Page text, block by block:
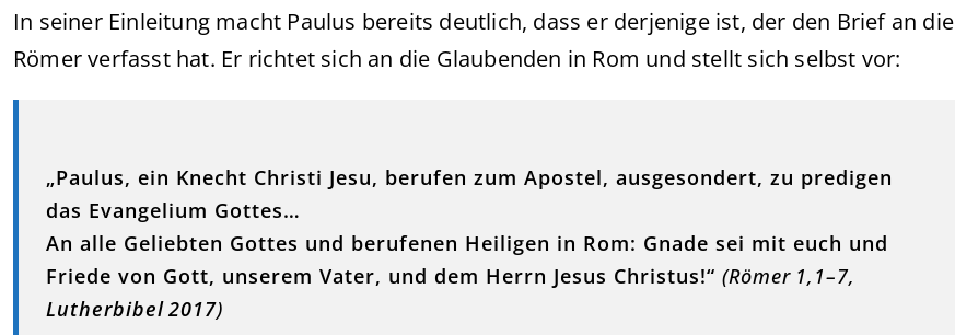
In seiner Einleitung macht Paulus bereits deutlich, dass er derjenige ist, der den Brief an die
Römer verfasst hat. Er richtet sich an die Glaubenden in Rom und stellt sich selbst vor:
„Paulus, ein Knecht Christi Jesu, berufen zum Apostel, ausgesondert, zu predigen
das Evangelium Gottes…
An alle Geliebten Gottes und berufenen Heiligen in Rom: Gnade sei mit euch und
Friede von Gott, unserem Vater, und dem Herrn Jesus Christus!“ (Römer 1,1–7,
Lutherbibel 2017)